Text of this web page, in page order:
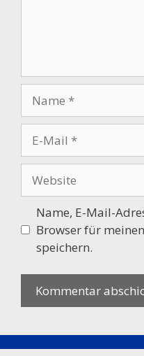
Mail
Name, E-Mail-
Browser für
speichern.